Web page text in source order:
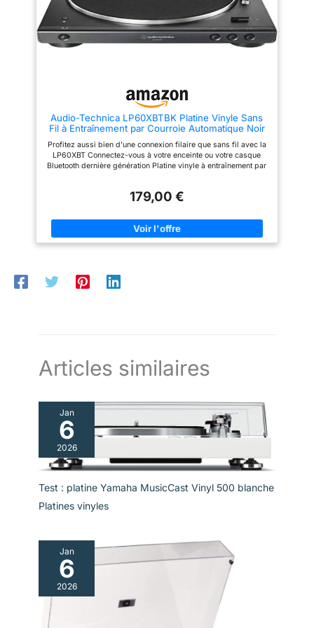
du châssis, réduisant ainsi les
parasites dans la chaîne du
signal
Audio-Technica LP60XBTBK Platine Vinyle Sans
Fil à Entraînement par Courroie Automatique Noir
Profitez aussi bien d’une connexion filaire que sans fil avec la
LP60XBT Connectez-vous à votre enceinte ou votre casque
Bluetooth dernière génération Platine vinyle à entraînement par
connecter directement à vos enceintes actives ou votre
améliore votre expérience d’écoute. Cellule Integral Dual
Magnet avec diamant remplaçable
179,00 €
Articles similaires
Jan
6
2026
Test : platine Yamaha MusicCast Vinyl 500 blanche
Platines vinyles
Jan
6
2026